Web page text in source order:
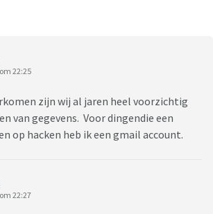
22:25
zijn wij al jaren heel voorzichtig
van gegevens. Voor dingendie een
op hacken heb ik een gmail account.
22:27